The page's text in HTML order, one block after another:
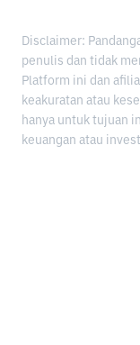
Disclaimer:
penulis dan tidak
Platform ini dan
keakuratan atau
hanya untuk tujuan
keuangan atau